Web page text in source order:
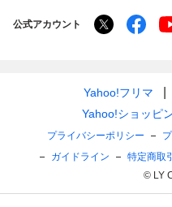
公式アカウント
Yahoo!フリマ
Yahoo!ショッピ
プライバシーポリシー
ガイドライン
特定商取
© LY